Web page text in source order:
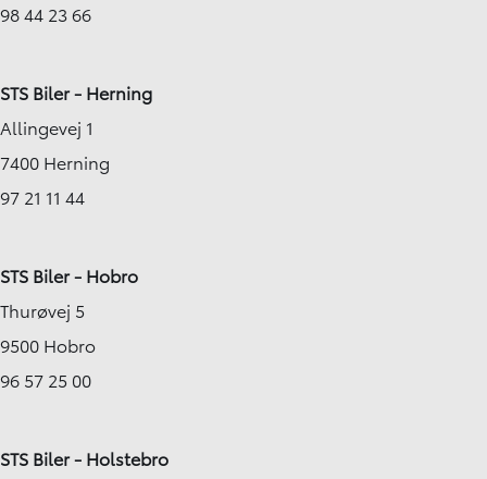
98 44 23 66
STS Biler - Herning
Allingevej 1
7400 Herning
97 21 11 44
STS Biler - Hobro
Thurøvej 5
9500 Hobro
96 57 25 00
STS Biler - Holstebro